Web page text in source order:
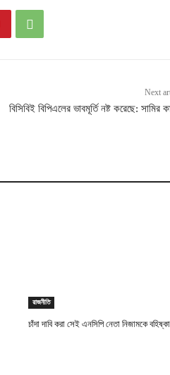
Next
বিসিবিই বিপিএলের ভাবমূর্তি নষ্ট করেছে: সামির
রাজনীতি
চাঁদা দাবি করা সেই এনসিপি নেতা নিজামকে